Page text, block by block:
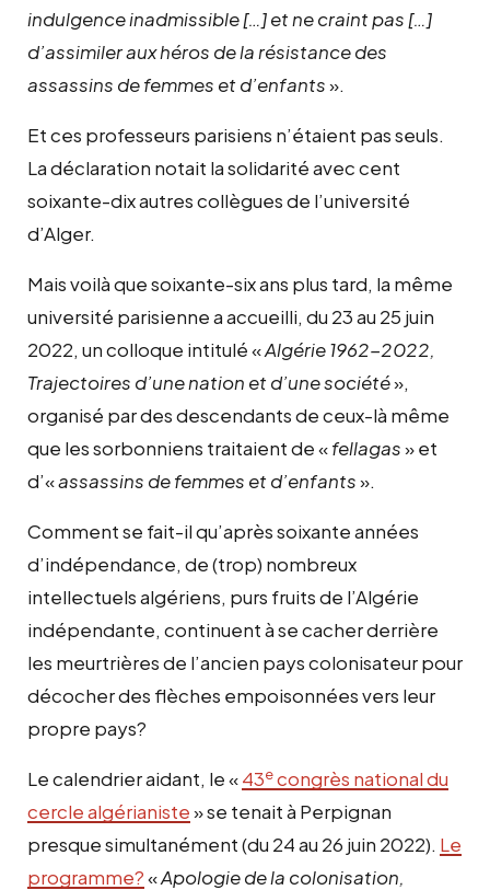
indulgence inadmissible […] et ne craint pas […]
d’assimiler aux héros de la résistance des
assassins de femmes et d’enfants».
Et ces professeurs parisiens n’étaient pas seuls.
La déclaration notait la solidarité avec cent
soixante-dix autres collègues de l’université
d’Alger.
Mais voilà que soixante-six ans plus tard, la même
université parisienne a accueilli, du 23 au 25 juin
2022, un colloque intitulé «Algérie 1962-2022,
Trajectoires d’une nation et d’une société»,
organisé par des descendants de ceux-là même
que les sorbonniens traitaient de «fellagas» et
d’«assassins de femmes et d’enfants».
Comment se fait-il qu’après soixante années
d’indépendance, de (trop) nombreux
intellectuels algériens, purs fruits de l’Algérie
indépendante, continuent à se cacher derrière
les meurtrières de l’ancien pays colonisateur pour
décocher des flèches empoisonnées vers leur
propre pays?
Le calendrier aidant, le «43econgrès national du
cercle algérianiste» se tenait à Perpignan
presque simultanément (du 24 au 26 juin 2022). Le
programme?«Apologie de la colonisation,